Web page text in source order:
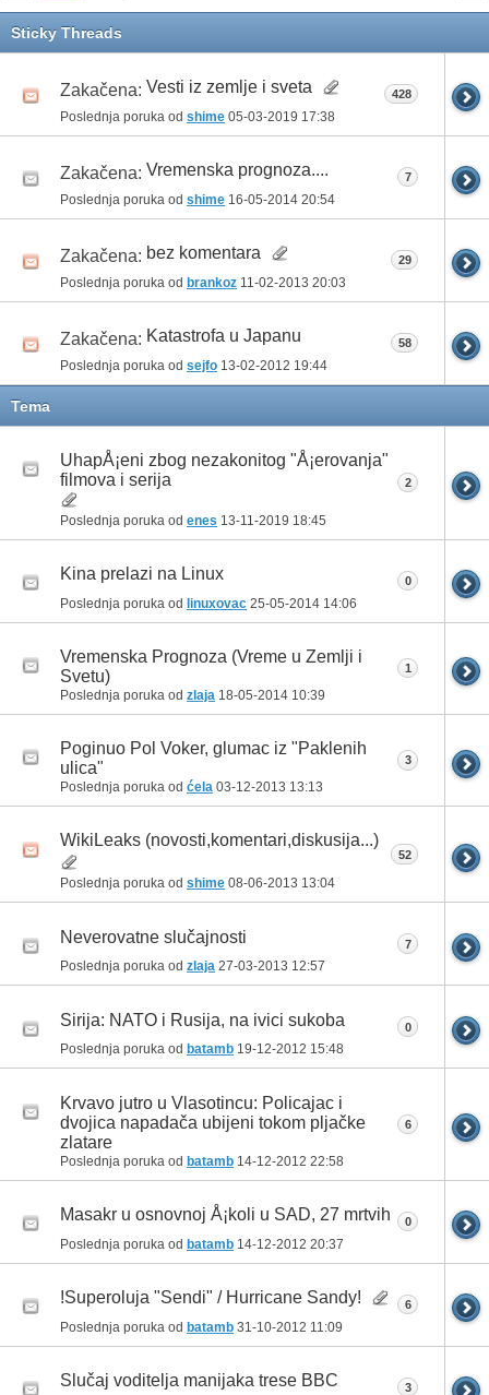
Sticky Threads
Zakačena: Vesti iz zemlje i sveta
Poslednja poruka od shime 05-03-2019 17:38
428
Zakačena: Vremenska prognoza....
Poslednja poruka od shime 16-05-2014 20:54
7
Zakačena: bez komentara
Poslednja poruka od brankoz 11-02-2013 20:03
29
Zakačena: Katastrofa u Japanu
Poslednja poruka od sejfo 13-02-2012 19:44
58
Tema
UhapÅ¡eni zbog nezakonitog "Å¡erovanja"
filmova i serija
Poslednja poruka od enes 13-11-2019 18:45
2
Kina prelazi na Linux
Poslednja poruka od linuxovac 25-05-2014 14:06
0
Vremenska Prognoza (Vreme u Zemlji i
Svetu)
Poslednja poruka od zlaja 18-05-2014 10:39
1
Poginuo Pol Voker, glumac iz "Paklenih
ulica"
Poslednja poruka od ćela 03-12-2013 13:13
3
WikiLeaks (novosti,komentari,diskusija...)
Poslednja poruka od shime 08-06-2013 13:04
52
Neverovatne slučajnosti
Poslednja poruka od zlaja 27-03-2013 12:57
7
Sirija: NATO i Rusija, na ivici sukoba
Poslednja poruka od batamb 19-12-2012 15:48
0
Krvavo jutro u Vlasotincu: Policajac i
dvojica napadača ubijeni tokom pljačke
zlatare
Poslednja poruka od batamb 14-12-2012 22:58
6
Masakr u osnovnoj Å¡koli u SAD, 27 mrtvih
Poslednja poruka od batamb 14-12-2012 20:37
0
!Superoluja "Sendi" / Hurricane Sandy!
Poslednja poruka od batamb 31-10-2012 11:09
6
Slučaj voditelja manijaka trese BBC 3